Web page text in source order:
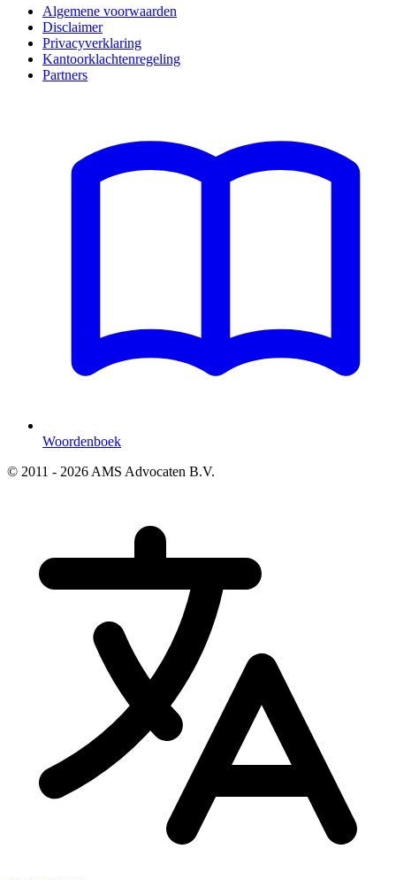
Algemene voorwaarden
Disclaimer
Privacyverklaring
Kantoorklachtenregeling
Partners
Woordenboek
© 2011 - 2026 AMS Advocaten B.V.